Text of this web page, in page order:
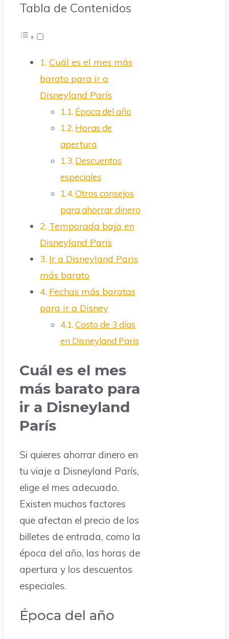
Tabla de Contenidos
Cuál es el mes más
barato para ir a
Disneyland París
Época del año
Horas de
apertura
Descuentos
especiales
Otros consejos
para ahorrar dinero
Temporada baja en
Disneyland Paris
Ir a Disneyland Paris
más barato
Fechas más baratas
para ir a Disney
Costo de 3 días
en Disneyland Paris
Cuál es el mes
más barato para
ir a Disneyland
París
Si quieres ahorrar dinero en
tu viaje a Disneyland París,
elige el mes adecuado.
Existen muchos factores
que afectan el precio de los
billetes de entrada, como la
época del año, las horas de
apertura y los descuentos
especiales.
Época del año